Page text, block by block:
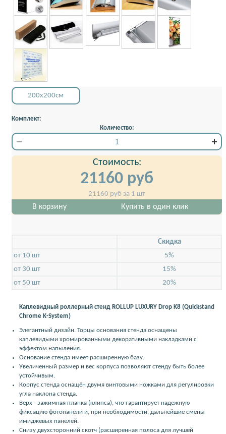
200x200см
Комплект:
Количество:
Стоимость:
21160 руб
21160 руб за 1 шт
В корзину Купить в один клик
Скидкa
от 10 шт
5%
от 30 шт
15%
от 50 шт
20%
Каплевидный роллерный стенд ROLLUP LUXURY Drop K8 (Quickstand
Chrome K-System)
Элегантный дизайн. Торцы основания стенда оснащены
каплевидыми хромированными декоративными накладками с
эффектом напыления.
Основание стенда имеет расширенную базу.
Увеличенный размер и вес корпуса позволяют стенду быть более
устойчивым.
Корпус стенда оснащён двумя винтовыми ножками для регулировки
угла наклона стенда.
Верх - зажимная планка (клипса), что гарантирует надежную
фиксацию фотопанели и, при необходимости, дальнейшие смены
имиджевых панелей.
Снизу двухсторонний скотч (расширенная полоса для лучшей